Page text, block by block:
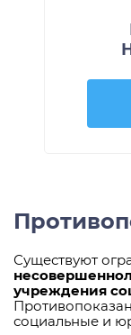
Существуют
учреждения
социальные и